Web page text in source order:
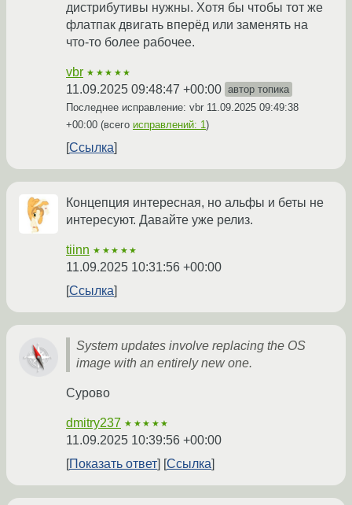
дистрибутивы нужны. Хотя бы чтобы тот же
флатпак двигать вперёд или заменять на
что-то более рабочее.
vbr ★★★★★
11.09.2025 09:48:47 +00:00 автор топика
Последнее исправление: vbr 11.09.2025 09:49:38
+00:00 (всего исправлений: 1)
Ссылка
Концепция интересная, но альфы и беты не
интересуют. Давайте уже релиз.
tiinn ★★★★★
11.09.2025 10:31:56 +00:00
Ссылка
System updates involve replacing the OS
image with an entirely new one.
Сурово
dmitry237 ★★★★★
11.09.2025 10:39:56 +00:00
Показать ответ
Ссылка